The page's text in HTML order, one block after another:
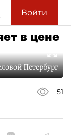
Войти
в цене
Петербург
51